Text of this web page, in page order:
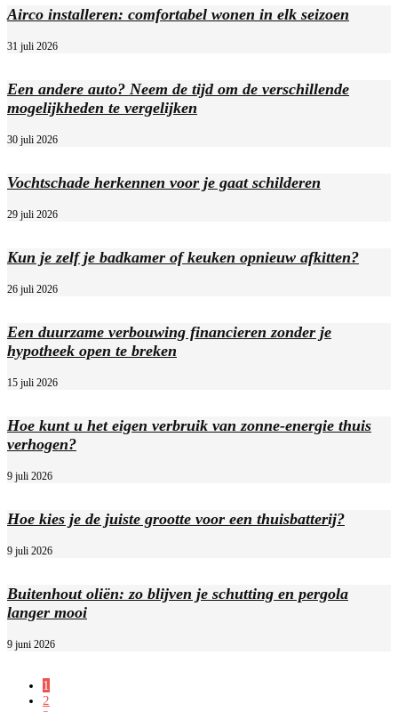
Airco installeren: comfortabel wonen in elk seizoen
31 juli 2026
Een andere auto? Neem de tijd om de verschillende
mogelijkheden te vergelijken
30 juli 2026
Vochtschade herkennen voor je gaat schilderen
29 juli 2026
Kun je zelf je badkamer of keuken opnieuw afkitten?
26 juli 2026
Een duurzame verbouwing financieren zonder je
hypotheek open te breken
15 juli 2026
Hoe kunt u het eigen verbruik van zonne-energie thuis
verhogen?
9 juli 2026
Hoe kies je de juiste grootte voor een thuisbatterij?
9 juli 2026
Buitenhout oliën: zo blijven je schutting en pergola
langer mooi
9 juni 2026
1
2